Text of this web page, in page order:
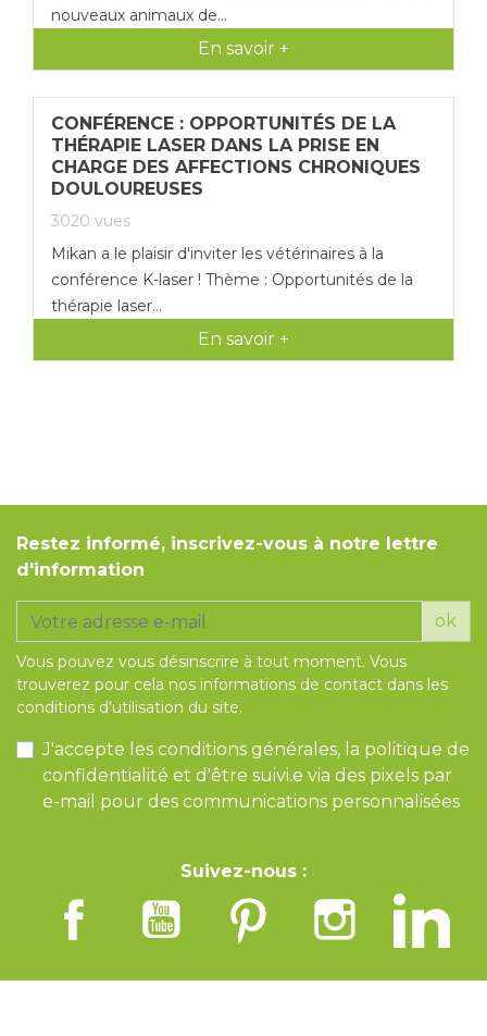
nouveaux animaux de...
En savoir +
CONFÉRENCE : OPPORTUNITÉS DE LA
THÉRAPIE LASER DANS LA PRISE EN
CHARGE DES AFFECTIONS CHRONIQUES
DOULOUREUSES
3020 vues
Mikan a le plaisir d'inviter les vétérinaires à la
conférence K-laser ! Thème : Opportunités de la
thérapie laser...
En savoir +
Restez informé, inscrivez-vous à notre lettre
d'information
ok
Vous pouvez vous désinscrire à tout moment. Vous
trouverez pour cela nos informations de contact dans les
conditions d'utilisation du site.
J'accepte les conditions générales, la politique de
confidentialité et d'être suivi.e via des pixels par
e-mail pour des communications personnalisées
Suivez-nous :